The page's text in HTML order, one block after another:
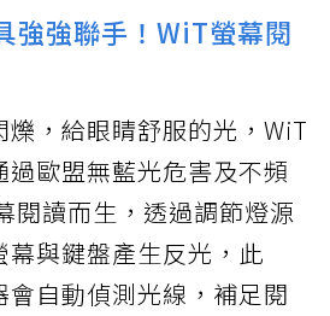
強強聯手！WiT螢幕閱
，給眼睛舒服的光，WiT
歐盟無藍光危害及不頻
閱讀而生，透過調節燈源
幕與鍵盤產生反光，此
自動偵測光線，補足閱